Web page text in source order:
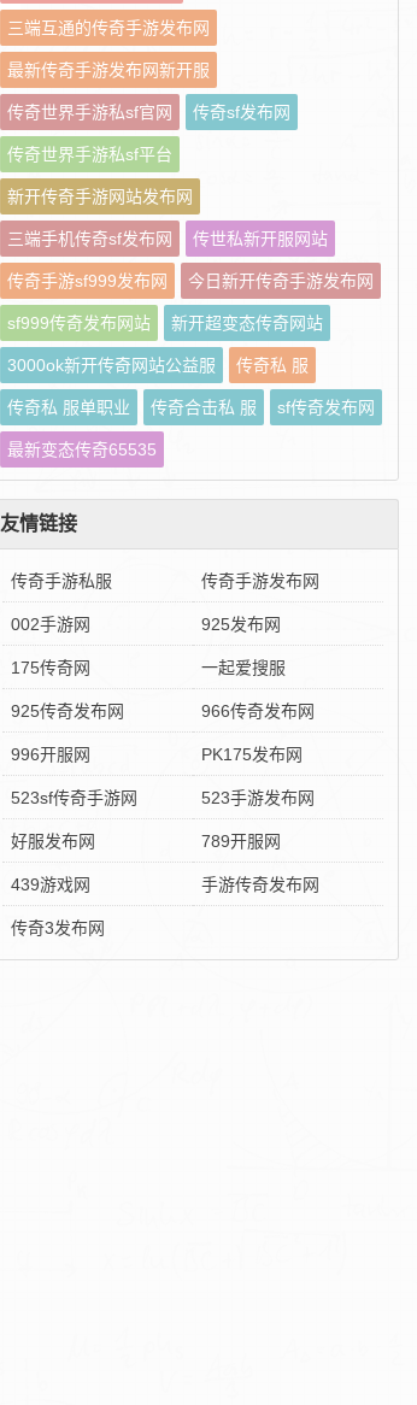
三端互通的传奇手游发布网
最新传奇手游发布网新开服
传奇世界手游私sf官网 传奇sf发布网
传奇世界手游私sf平台
新开传奇手游网站发布网
三端手机传奇sf发布网 传世私新开服网站
传奇手游sf999发布网 今日新开传奇手游发布网
sf999传奇发布网站 新开超变态传奇网站
3000ok新开传奇网站公益服 传奇私 服
传奇私 服单职业 传奇合击私 服 sf传奇发布网
最新变态传奇65535
友情链接
传奇手游私服 传奇手游发布网
002手游网 925发布网
175传奇网 一起爱搜服
925传奇发布网 966传奇发布网
996开服网 PK175发布网
523sf传奇手游网 523手游发布网
好服发布网 789开服网
439游戏网 手游传奇发布网
传奇3发布网